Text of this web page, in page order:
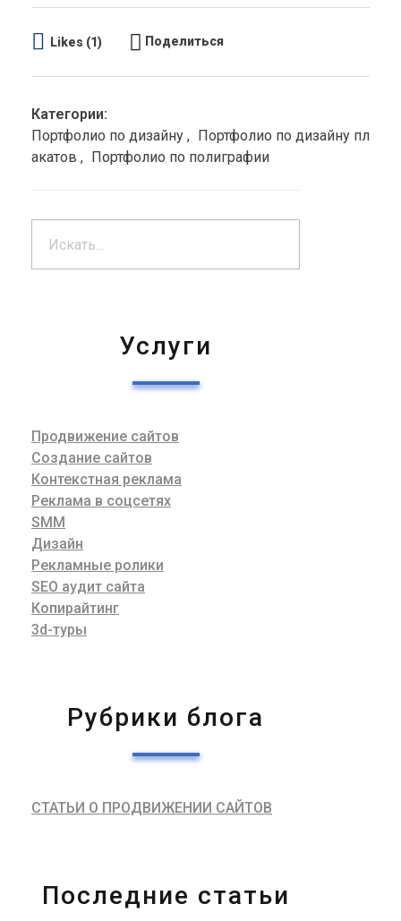
Likes (1) Поделиться
Категории:
Портфолио по дизайну
Портфолио по дизайну пл
акатов
Портфолио по полиграфии
Услуги
Продвижение сайтов
Создание сайтов
Контекстная реклама
Реклама в соцсетях
SMM
Дизайн
Рекламные ролики
SEO аудит сайта
Копирайтинг
3d-туры
Рубрики блога
СТАТЬИ О ПРОДВИЖЕНИИ САЙТОВ
Последние статьи